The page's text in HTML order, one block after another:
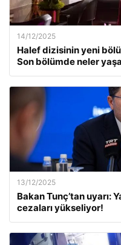
14/12/2025
Halef dizisinin yeni
Son bölümde neler
13/12/2025
Bakan Tunç’tan uyarı:
cezaları yükseliyor!